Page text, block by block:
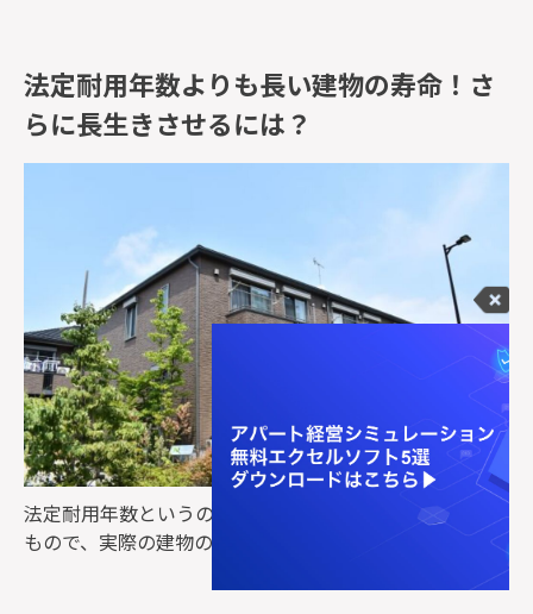
法定耐用年数よりも長い建物の寿命！さ
らに長生きさせるには？
法定耐用年数というのは税務上で使用する目安のような
もので、実際の建物の寿命とは異なります。